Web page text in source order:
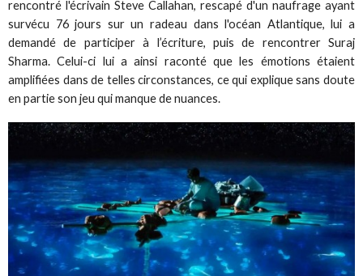
rencontré l'écrivain Steve Callahan, rescapé d'un naufrage ayant
survécu 76 jours sur un radeau dans l'océan Atlantique, lui a
demandé de participer à l’écriture, puis de rencontrer Suraj
Sharma. Celui-ci lui a ainsi raconté que les émotions étaient
amplifiées dans de telles circonstances, ce qui explique sans doute
en partie son jeu qui manque de nuances.